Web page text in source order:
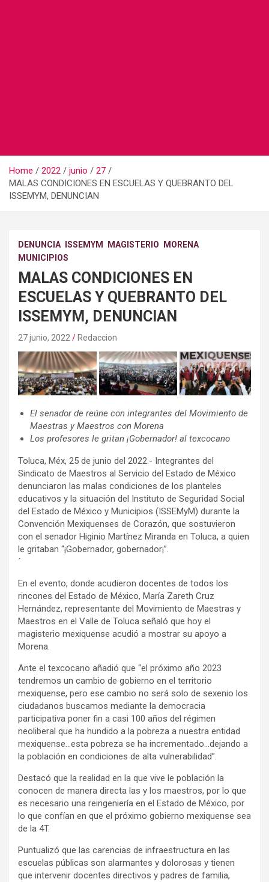
Home 2022 junio
27
MALAS CONDICIONES EN ESCUELAS Y QUEBRANTO DEL
ISSEMYM, DENUNCIAN
DENUNCIA ISSEMYM MAGISTERIO
MORENA
MUNICIPIOS
MALAS CONDICIONES EN
ESCUELAS Y QUEBRANTO DEL
ISSEMYM, DENUNCIAN
27 junio, 2022 Redaccion
El senador de reúne con integrantes del Movimiento de
Maestras y Maestros con Morena
Los profesores le gritan ¡Gobernador! al texcocano
Toluca, Méx, 25 de junio del 2022.- Integrantes del
Sindicato de Maestros al Servicio del Estado de México
denunciaron las malas condiciones de los planteles
educativos y la situación del Instituto de Seguridad Social
del Estado de México y Municipios (ISSEMyM) durante la
Convención Mexiquenses de Corazón, que sostuvieron
con el senador Higinio Martínez Miranda en Toluca, a quien
le gritaban “¡Gobernador, gobernador¡”.
´
En el evento, donde acudieron docentes de todos los
rincones del Estado de México, María Zareth Cruz
Hernández, representante del Movimiento de Maestras y
Maestros en el Valle de Toluca señaló que hoy el
magisterio mexiquense acudió a mostrar su apoyo a
Morena.
Ante el texcocano añadió que “el próximo año 2023
tendremos un cambio de gobierno en el territorio
mexiquense, pero ese cambio no será solo de sexenio los
ciudadanos buscamos mediante la democracia
participativa poner fin a casi 100 años del régimen
neoliberal que ha hundido a la pobreza a nuestra entidad
mexiquense…esta pobreza se ha incrementado…dejando a
la población en condiciones de alta vulnerabilidad”.
Destacó que la realidad en la que vive le población la
conocen de manera directa las y los maestros, por lo que
es necesario una reingeniería en el Estado de México, por
lo que confían en que el próximo gobierno mexiquense sea
de la 4T.
Puntualizó que las carencias de infraestructura en las
escuelas públicas son alarmantes y dolorosas y tienen
que intervenir docentes directivos y padres de familia,